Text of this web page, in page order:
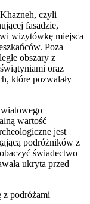
czyli
fasadzie,
wizytówkę miejsca
Poza
obszary z
oraz
które pozwalały
wartość
jest
podróżników z
świadectwo
ukryta przed
z podróżami